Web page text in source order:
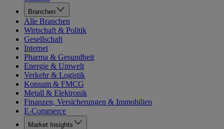
Branchen
Alle Branchen
Wirtschaft & Politik
Gesellschaft
Internet
Pharma & Gesundheit
Energie & Umwelt
Verkehr & Logistik
Konsum & FMCG
Metall & Elektronik
Finanzen, Versicherungen & Immobilien
E-Commerce
Market Insights